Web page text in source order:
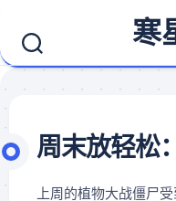
content
寒
周末放轻松
上周的植物大战僵尸